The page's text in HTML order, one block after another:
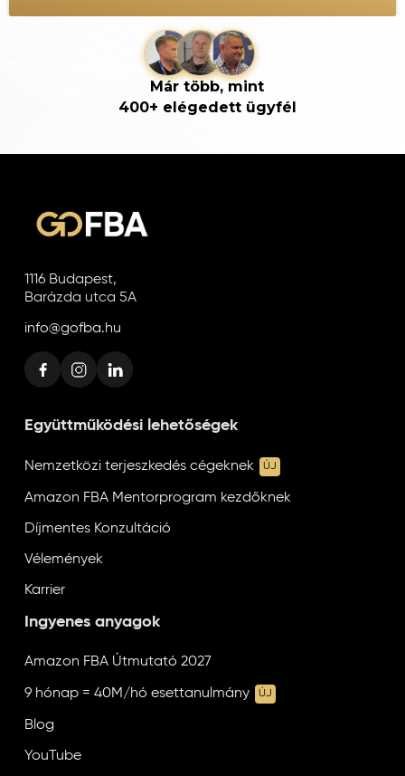
Már több, mint
400+ elégedett ügyfél
1116 Budapest,
Barázda utca 5A
info@gofba.hu
Együttműködési lehetőségek
Nemzetközi terjeszkedés cégeknek ÚJ
Amazon FBA Mentorprogram kezdőknek
Díjmentes Konzultáció
Vélemények
Karrier
Ingyenes anyagok
Amazon FBA Útmutató 2027
9 hónap = 40M/hó esettanulmány ÚJ
Blog
YouTube